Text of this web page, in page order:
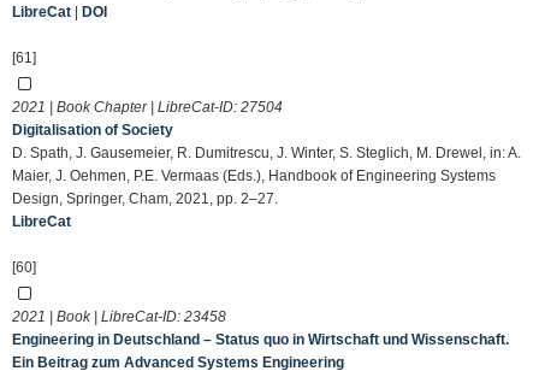
LibreCat
DOI
[61]
2021 | Book Chapter | LibreCat-ID: 27504
Digitalisation of Society
D. Spath, J. Gausemeier, R. Dumitrescu, J. Winter, S. Steglich, M. Drewel, in: A.
Maier, J. Oehmen, P.E. Vermaas (Eds.), Handbook of Engineering Systems
Design, Springer, Cham, 2021, pp. 2–27.
LibreCat
[60]
2021 | Book | LibreCat-ID: 23458
Engineering in Deutschland – Status quo in Wirtschaft und Wissenschaft.
Ein Beitrag zum Advanced Systems Engineering